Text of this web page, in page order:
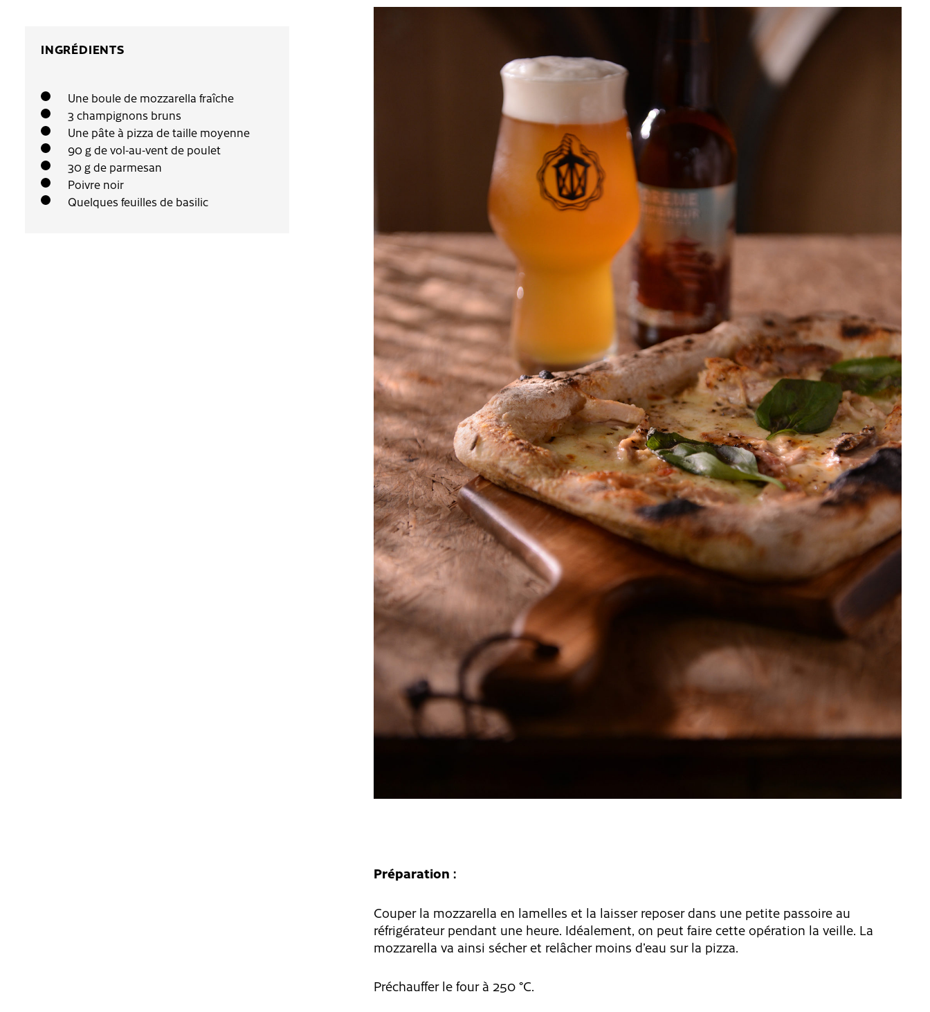
INGRÉDIENTS
Une boule de mozzarella fraîche
3 champignons bruns
Une pâte à pizza de taille moyenne
90 g de vol-au-vent de poulet
30 g de parmesan
Poivre noir
Quelques feuilles de basilic
Préparation :
Couper la mozzarella en lamelles et la laisser reposer dans une petite passoire au
réfrigérateur pendant une heure. Idéalement, on peut faire cette opération la veille. La
mozzarella va ainsi sécher et relâcher moins d’eau sur la pizza.
Préchauffer le four à 250 °C.